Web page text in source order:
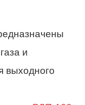
и
выходного